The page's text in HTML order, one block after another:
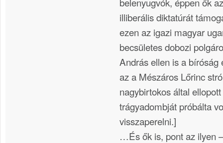
illiberális diktatúrát
ezen az igazi magyar
becsületes dobozi
András ellen is a bíróság
az a Mészáros Lőrinc
nagybirtokos által
trágyadombját próbálta
visszaperelni.]
…És ők is, pont az ilyen